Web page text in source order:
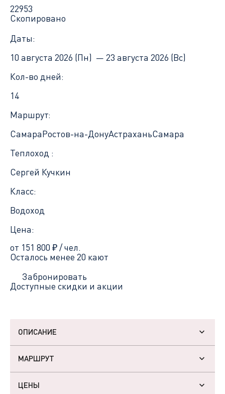
22953
Скопировано
Даты:
10 августа 2026 (Пн) — 23 августа 2026 (Вс)
Кол-во дней:
14
Маршрут:
СамараРостов-на-ДонуАстраханьСамара
Теплоход :
Сергей Кучкин
Класс:
Водоход
Цена:
от 151 800 ₽/ чел.
Осталось менее 20 кают
Забронировать
Доступные скидки и акции
ОПИСАНИЕ
МАРШРУТ
ЦЕНЫ